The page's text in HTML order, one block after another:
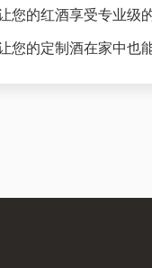
您的红酒享受专业级
您的定制酒在家中也